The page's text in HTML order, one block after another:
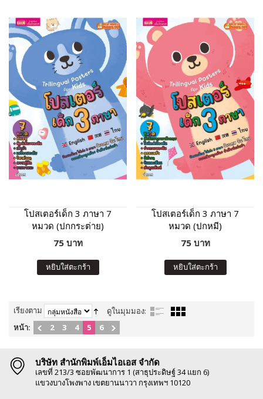
โปสเตอร์เด็ก 3 ภาษา 7
หมวด (ปกกระต่าย)
75 บาท
หยิบใส่ตะกร้า
โปสเตอร์เด็ก 3 ภาษา 7
หมวด (ปกหมี)
75 บาท
หยิบใส่ตะกร้า
เรียงตาม
ดูในมุมมอง:
หน้า:
2 3 4 5 6
บริษัท สำนักพิมพ์เอ็มไอเอส จำกัด
เลขที่ 213/3 ซอยพัฒนาการ 1 (สาธุประดิษฐ์ 34 แยก 6)
แขวงบางโพงพาง เขตยานนาวา กรุงเทพฯ 10120